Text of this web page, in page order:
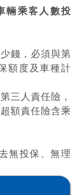
輛乘客人數投
錢，必須與第
額度及車種計
三人責任險，
額責任險含乘
無投保、無理